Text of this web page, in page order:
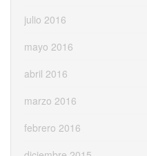
julio 2016
mayo 2016
abril 2016
marzo 2016
febrero 2016